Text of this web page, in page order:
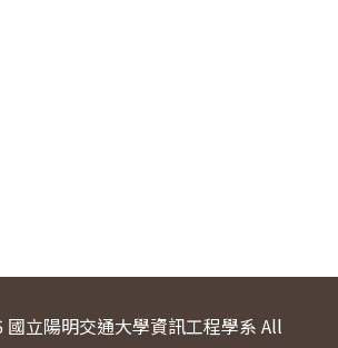
立陽明交通大學資訊工程學系 All